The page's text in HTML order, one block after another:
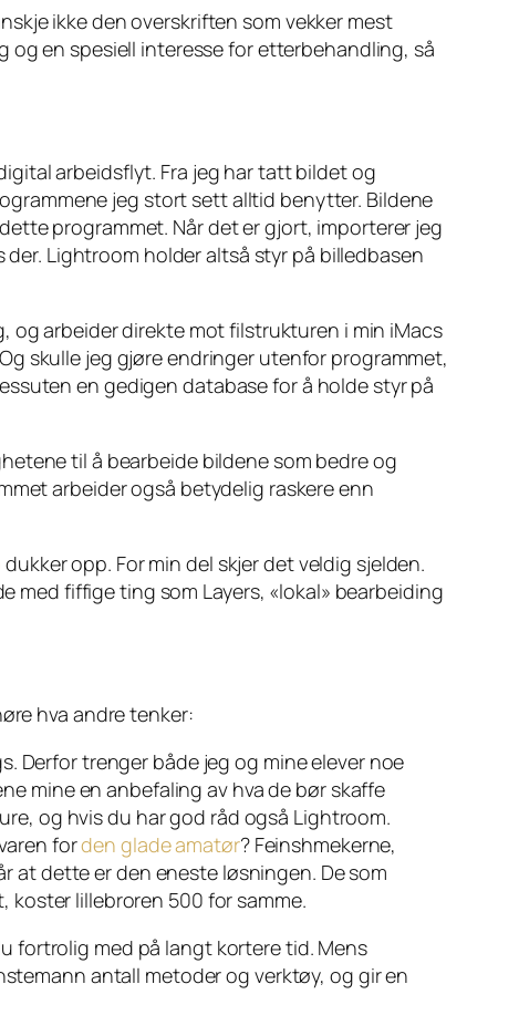
ikke den overskriften som vekker mest
og en spesiell interesse for etterbehandling, så
arbeidsflyt. Fra jeg har tatt bildet og
jeg stort sett alltid benytter. Bildene
programmet. Når det er gjort, importerer jeg
der. Lightroom holder altså styr på billedbasen
arbeider direkte mot filstrukturen i min iMacs
skulle jeg gjøre endringer utenfor programmet,
en gedigen database for å holde styr på
til å bearbeide bildene som bedre og
arbeider også betydelig raskere enn
dukker opp. For min del skjer det veldig sjelden.
med fiffige ting som Layers, «lokal» bearbeiding
hva andre tenker:
Derfor trenger både jeg og mine elever noe
mine en anbefaling av hva de bør skaffe
, og hvis du har god råd også Lightroom.
forden glade amatør?Feinshmekerne,
at dette er den eneste løsningen. De som
koster lillebroren 500 for samme.
fortrolig med på langt kortere tid. Mens
antall metoder og verktøy, og gir en